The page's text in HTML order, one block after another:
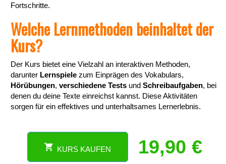
Fortschritte.
Welche Lernmethoden beinhaltet der
Kurs?
Der Kurs bietet eine Vielzahl an interaktiven Methoden,
darunter Lernspiele zum Einprägen des Vokabulars,
Hörübungen, verschiedene Tests und Schreibaufgaben, bei
denen du deine Texte einreichst kannst. Diese Aktivitäten
sorgen für ein effektives und unterhaltsames Lernerlebnis.
OnlinekursKURS KAUFEN 19,90 €